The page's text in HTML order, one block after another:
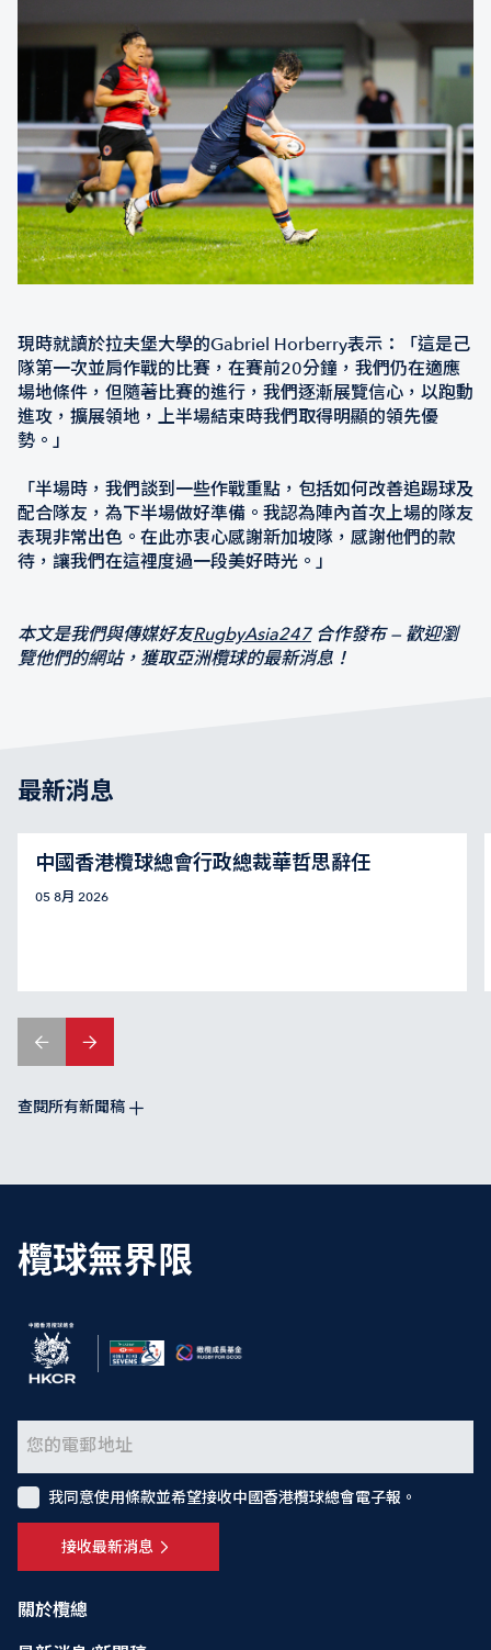
現時就讀於拉夫堡大學的Gabriel Horberry表示：「這是己
隊第一次並肩作戰的比賽，在賽前20分鐘，我們仍在適應
場地條件，但隨著比賽的進行，我們逐漸展覽信心，以跑動
進攻，擴展領地，上半場結束時我們取得明顯的領先優
勢。」
「半場時，我們談到一些作戰重點，包括如何改善追踢球及
配合隊友，為下半場做好準備。我認為陣內首次上場的隊友
表現非常出色。在此亦衷心感謝新加坡隊，感謝他們的款
待，讓我們在這裡度過一段美好時光。」
本文是我們與傳媒好友RugbyAsia247合作發布 — 歡迎瀏
覽他們的網站，獲取亞洲欖球的最新消息！
最新消息
中國香港欖球總會行政總裁華哲思辭任
05 8月 2026
查閱所有新聞稿
欖球無界限
關於欖總
接收最新消息
我同意使用條款並希望接收中國香港欖球總會電子報。